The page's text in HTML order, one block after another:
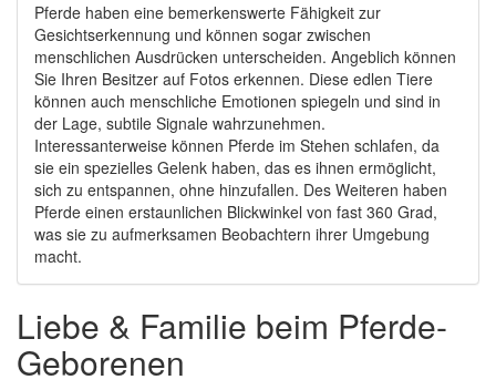
Pferde haben eine bemerkenswerte Fähigkeit zur
Gesichtserkennung und können sogar zwischen
menschlichen Ausdrücken unterscheiden. Angeblich können
Sie Ihren Besitzer auf Fotos erkennen. Diese edlen Tiere
können auch menschliche Emotionen spiegeln und sind in
der Lage, subtile Signale wahrzunehmen.
Interessanterweise können Pferde im Stehen schlafen, da
sie ein spezielles Gelenk haben, das es ihnen ermöglicht,
sich zu entspannen, ohne hinzufallen. Des Weiteren haben
Pferde einen erstaunlichen Blickwinkel von fast 360 Grad,
was sie zu aufmerksamen Beobachtern ihrer Umgebung
macht.
Liebe & Familie beim Pferde-
Geborenen